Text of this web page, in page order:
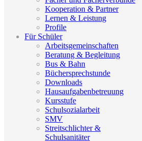
Kooperation & Partner
Lernen & Leistung
Profile
Für Schüler
Arbeitsgemeinschaften
Beratung & Begleitung
Bus & Bahn
Büchersprechstunde
Downloads
Hausaufgabenbetreuung
Kursstufe
Schulsozialarbeit
SMV
Streitschlichter &
Schulsanitäter